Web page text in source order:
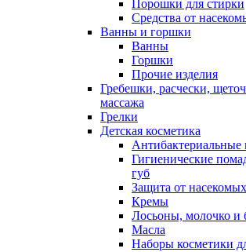
Порошки для стирки
Средства от
Ванны и горшки
Ванны
Горшки
Прочие изделия
Гребешки, расчески,
массажа
Грелки
Детская косметика
Антибактериальные
Гигиенические
губ
Защита от насекомых
Кремы
Лосьоны, молочко и
Масла
Наборы косметики